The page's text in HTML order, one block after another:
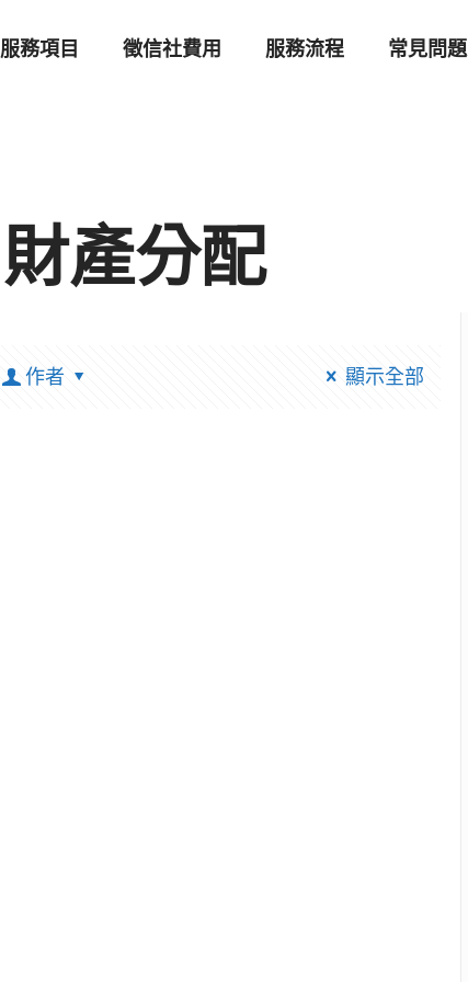
服務項目 徵信社費用 服務流程 常見問題
財產分配
作者 顯示全部